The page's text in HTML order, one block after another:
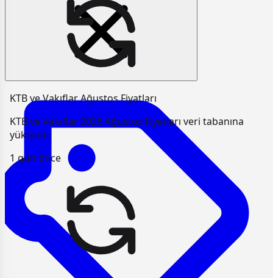
KTB ve Vakıflar Ağustos Fiyatları
KTB ve Vakıflar 2026 Ağustos Fiyatları veri tabanına
yüklendi.
1 gün önce